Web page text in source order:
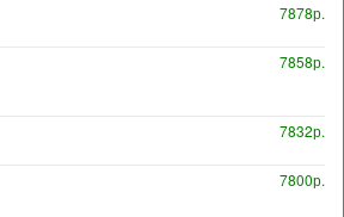
7878р.
7858р.
7832р.
7800р.